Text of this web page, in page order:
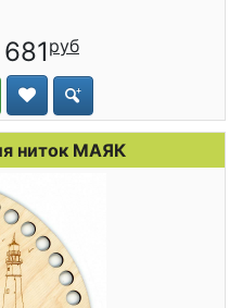
681
ниток МАЯК